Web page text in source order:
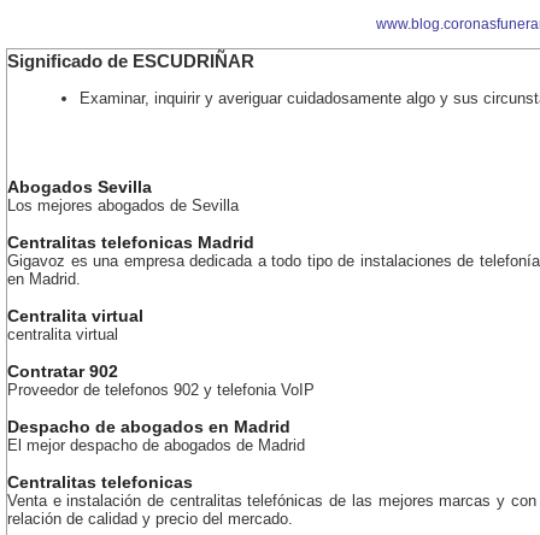
Significado de ESCUDRIÑAR
Examinar, inquirir y averiguar cuidadosamente algo y sus
Abogados Sevilla
Los mejores abogados de Sevilla
Centralitas telefonicas Madrid
Gigavoz es una empresa dedicada a todo tipo de instalaciones de
en Madrid.
Centralita virtual
centralita virtual
Contratar 902
Proveedor de telefonos 902 y telefonia VoIP
Despacho de abogados en Madrid
El mejor despacho de abogados de Madrid
Centralitas telefonicas
Venta e instalación de centralitas telefónicas de las mejores marcas y con
relación de calidad y precio del mercado.